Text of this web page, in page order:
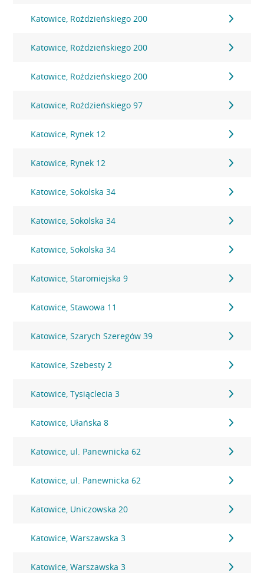
Katowice, Roździeńskiego 200
Katowice, Roździeńskiego 200
Katowice, Roździeńskiego 200
Katowice, Roździeńskiego 97
Katowice, Rynek 12
Katowice, Rynek 12
Katowice, Sokolska 34
Katowice, Sokolska 34
Katowice, Sokolska 34
Katowice, Staromiejska 9
Katowice, Stawowa 11
Katowice, Szarych Szeregów 39
Katowice, Szebesty 2
Katowice, Tysiąclecia 3
Katowice, Ułańska 8
Katowice, ul. Panewnicka 62
Katowice, ul. Panewnicka 62
Katowice, Uniczowska 20
Katowice, Warszawska 3
Katowice, Warszawska 3